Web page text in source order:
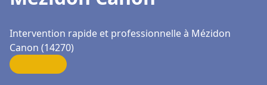
Intervention rapide et professionnelle à Mézidon
Canon (14270)